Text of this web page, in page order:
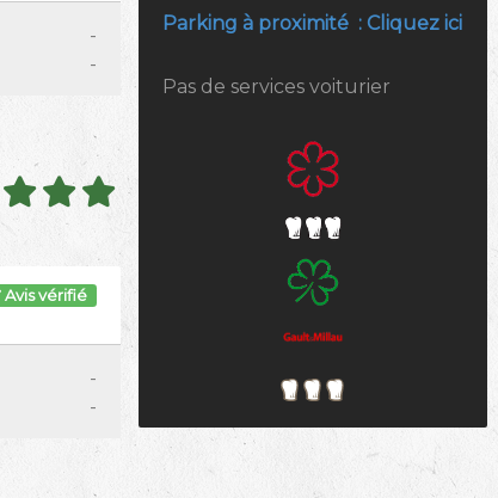
-
-
Avis vérifié
-
-
Parking à proximité : Cliquez ici
Pas de services voiturier